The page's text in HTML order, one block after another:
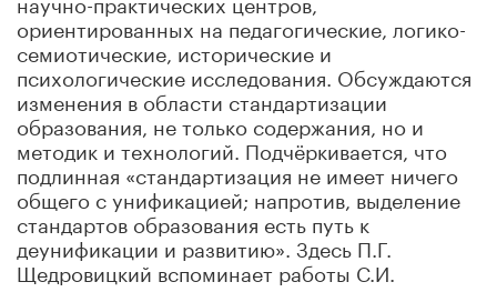
ориентированных на педагогические, логико-
семиотические, исторические и
психологические исследования. Обсуждаются
изменения в области стандартизации
образования, не только содержания, но и
методик и технологий. Подчёркивается, что
подлинная «стандартизация не имеет ничего
общего с унификацией; напротив, выделение
стандартов образования есть путь к
деунификации и развитию». Здесь П.Г.
Щедровицкий вспоминает работы С.И.